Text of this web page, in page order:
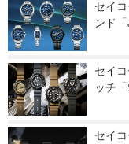
セイ
ンド
セイ
ッチ
セイ